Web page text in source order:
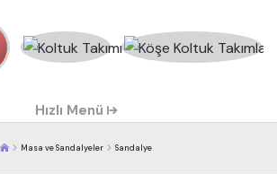
Hızlı Menü
Masa ve Sandalyeler Sandalye